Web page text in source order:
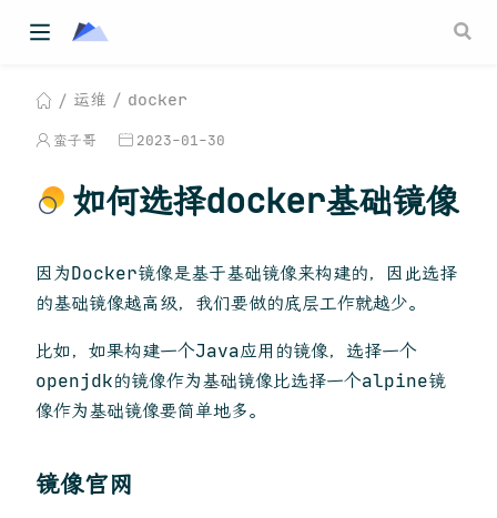
运维 docker
蛮子哥 2023-01-30
如何选择docker基础镜像
因为Docker镜像是基于基础镜像来构建的，因此选择
的基础镜像越高级，我们要做的底层工作就越少。
比如，如果构建一个Java应用的镜像，选择一个
openjdk的镜像作为基础镜像比选择一个alpine镜
像作为基础镜像要简单地多。
镜像官网